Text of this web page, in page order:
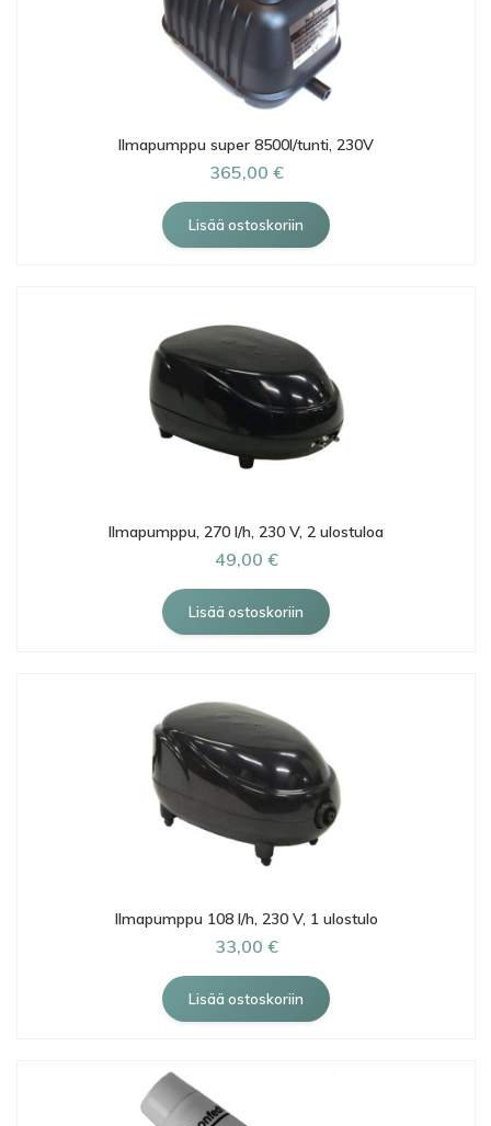
Ilmapumppu super 8500l/tunti, 230V
365,00 €
Ilmapumppu, 270 l/h, 230 V, 2 ulostuloa
49,00 €
Ilmapumppu 108 l/h, 230 V, 1 ulostulo
33,00 €